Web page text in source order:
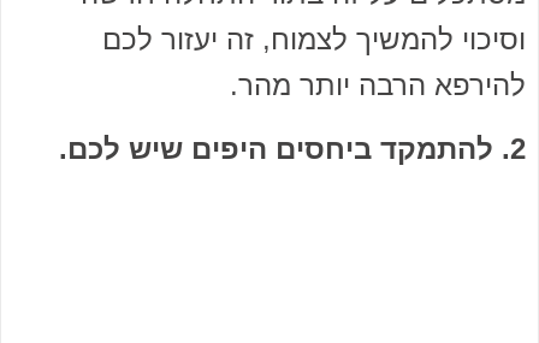
וסיכוי להמשיך לצמוח, זה יעזור לכם
להירפא הרבה יותר מהר.
2. להתמקד ביחסים היפים שיש לכם.